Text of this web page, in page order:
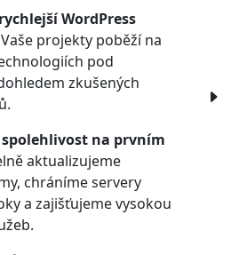
WordPress
projekty poběží na
pod
zkušených
spolehlivost na prvním
aktualizujeme
chráníme servery
a zajišťujeme vysokou